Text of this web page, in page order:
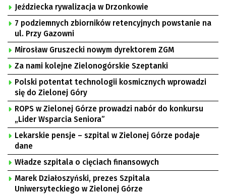
Jeździecka rywalizacja w Drzonkowie
7 podziemnych zbiorników retencyjnych powstanie na
ul. Przy Gazowni
Mirosław Gruszecki nowym dyrektorem ZGM
Za nami kolejne Zielonogórskie Szeptanki
Polski potentat technologii kosmicznych wprowadzi
się do Zielonej Góry
ROPS w Zielonej Górze prowadzi nabór do konkursu
„Lider Wsparcia Seniora”
Lekarskie pensje – szpital w Zielonej Górze podaje
dane
Władze szpitala o cięciach finansowych
Marek Działoszyński, prezes Szpitala
Uniwersyteckiego w Zielonej Górze